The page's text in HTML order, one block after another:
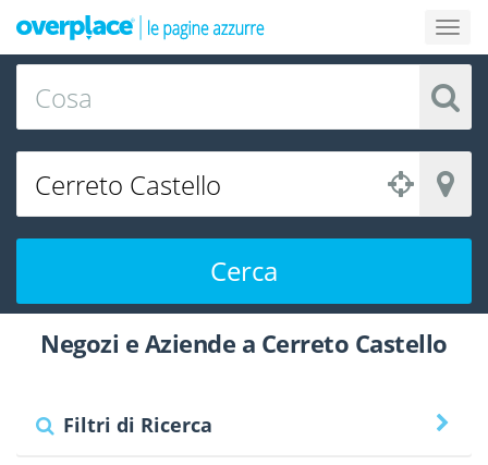
Cerca
Negozi e Aziende a Cerreto Castello
Filtri di Ricerca